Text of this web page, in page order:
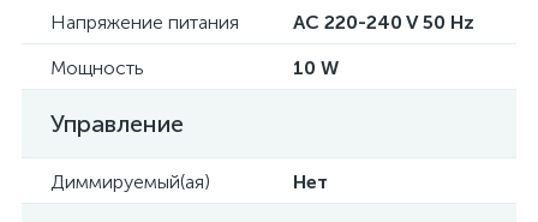
Напряжение питания
AC 220-240 V 50 Hz
Мощность
10 W
Управление
Диммируемый(ая) Нет